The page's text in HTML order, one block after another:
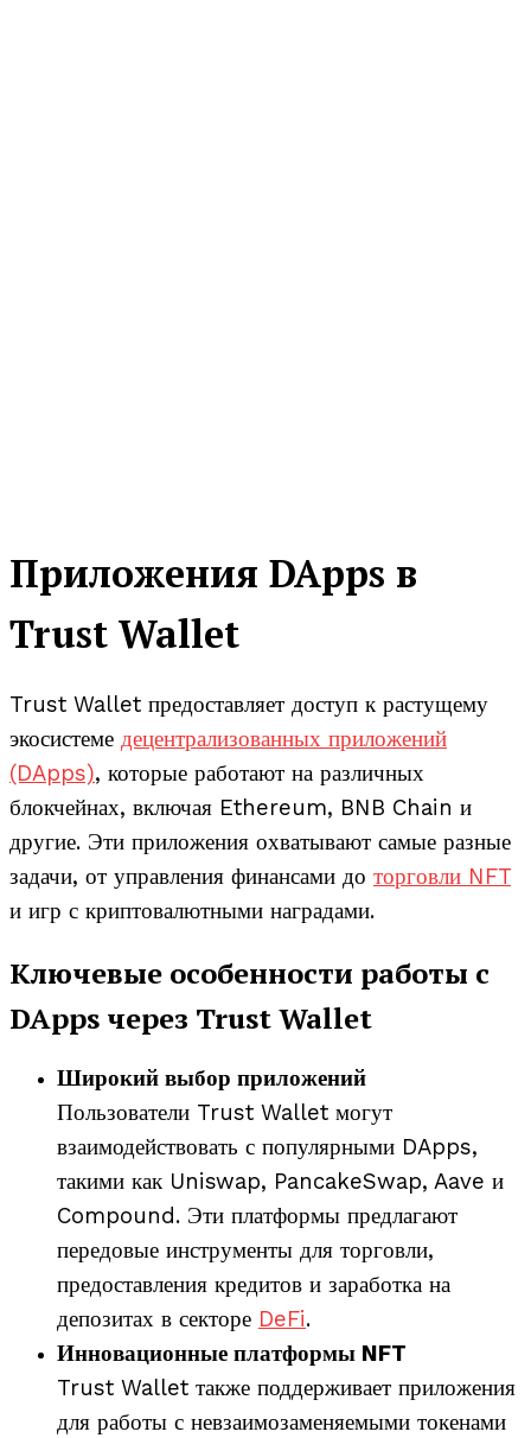
Приложения DApps в
Trust Wallet
Trust Wallet предоставляет доступ к растущему
экосистеме децентрализованных приложений
(DApps), которые работают на различных
блокчейнах, включая Ethereum, BNB Chain и
другие. Эти приложения охватывают самые разные
задачи, от управления финансами до торговли NFT
и игр с криптовалютными наградами.
Ключевые особенности работы с
DApps через Trust Wallet
Широкий выбор приложений
Пользователи Trust Wallet могут
взаимодействовать с популярными DApps,
такими как Uniswap, PancakeSwap, Aave и
Compound. Эти платформы предлагают
передовые инструменты для торговли,
предоставления кредитов и заработка на
депозитах в секторе DeFi.
Инновационные платформы NFT
Trust Wallet также поддерживает приложения
для работы с невзаимозаменяемыми токенами